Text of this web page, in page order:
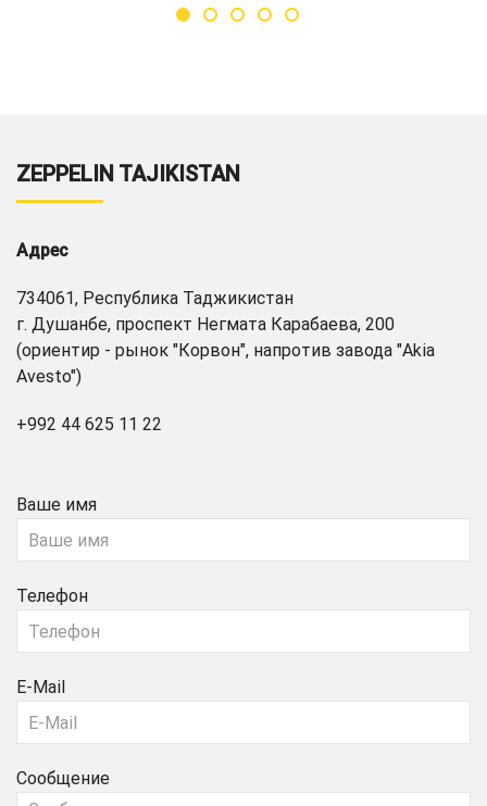
ZEPPELIN TAJIKISTAN
Адрес
734061, Республика Таджикистан
г. Душанбе, проспект Негмата Карабаева, 200
(ориентир - рынок "Корвон", напротив завода "Akia
Avesto")
+992 44 625 11 22
Ваше имя
Телефон
E-Mail
Сообщение